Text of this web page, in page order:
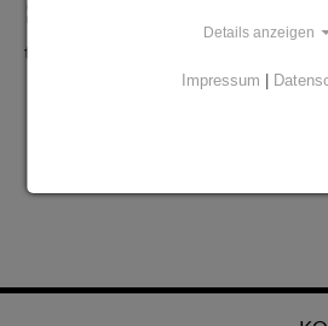
tipps@stadtglanz.de
Details anzeigen
Impressum |